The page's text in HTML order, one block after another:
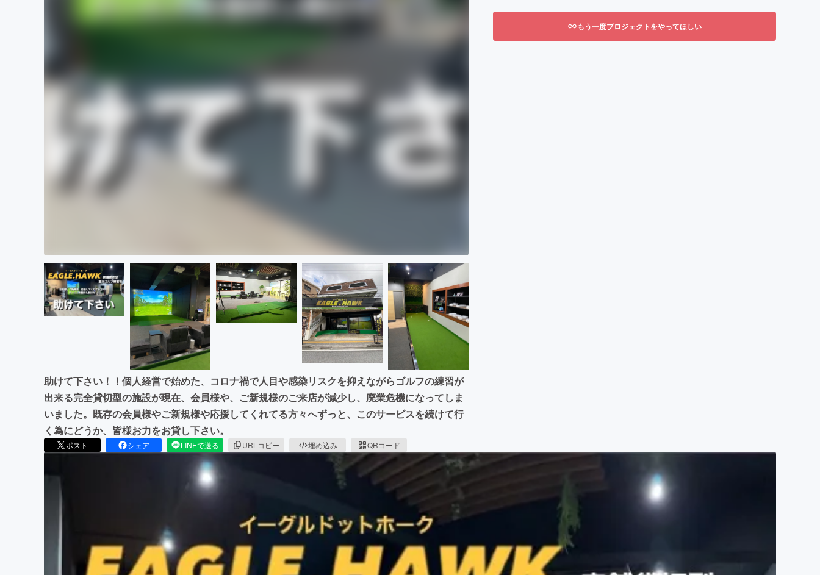
助けて下さい！！個人経営で始めた、コロナ禍で人目や感染リスクを抑えながらゴルフの練習が
出来る完全貸切型の施設が現在、会員様や、ご新規様のご来店が減少し、廃業危機になってしま
いました。既存の会員様やご新規様や応援してくれてる方々へずっと、このサービスを続けて行
く為にどうか、皆様お力をお貸し下さい。
ポスト シェア LINEで送る URLコピー 埋め込み QRコード
もう一度プロジェクトをやってほしい